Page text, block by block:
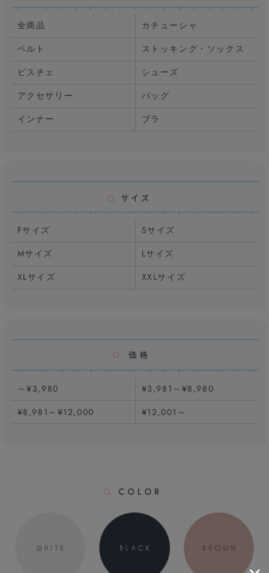
全商品
カチューシャ
ベルト
ストッキング・ソックス
ビスチェ
シューズ
アクセサリー
バッグ
インナー
ブラ
Fサイズ
Sサイズ
Mサイズ
Lサイズ
XLサイズ
XXLサイズ
～¥3,980
¥3,981～¥8,980
¥8,981～¥12,000
¥12,001～